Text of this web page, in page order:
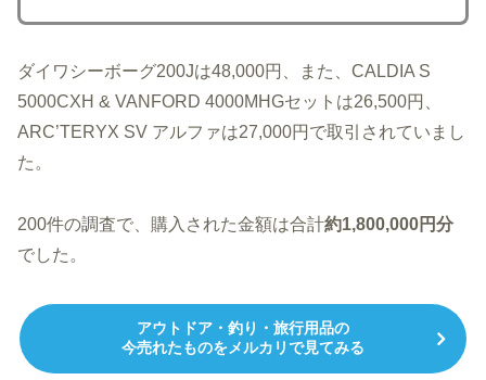
ダイワシーボーグ200Jは48,000円、また、CALDIA S
5000CXH & VANFORD 4000MHGセットは26,500円、
ARC’TERYX SV アルファは27,000円で取引されていまし
た。
200件の調査で、購入された金額は合計約1,800,000円分
でした。
アウトドア・釣り・旅行用品の
今売れたものをメルカリで見てみる